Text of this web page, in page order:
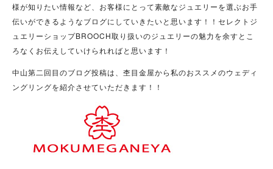
様が知りたい情報など、お客様にとって素敵なジュエリーを選ぶお手
伝いができるようなブログにしていきたいと思います！！セレクトジ
ュエリーショップBROOCH取り扱いのジュエリーの魅力を余すとこ
ろなくお伝えしていけられればと思います！
中山第二回目のブログ投稿は、杢目金屋から私のおススメのウェディ
ングリングを紹介させていただきます！！